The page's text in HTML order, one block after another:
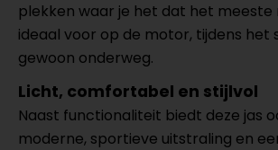
plekken waar je het dat het meeste
ideaal voor op de motor, tijdens het
gewoon onderweg.
Licht, comfortabel en stijlvol
Naast functionaliteit biedt deze jas
moderne, sportieve uitstraling en